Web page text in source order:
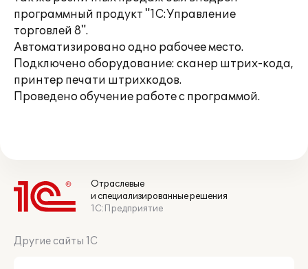
программный продукт "1С:Управление
торговлей 8".
Автоматизировано одно рабочее место.
Подключено оборудование: сканер штрих-кода,
принтер печати штрихкодов.
Проведено обучение работе с программой.
Отраслевые
и специализированные решения
1С:Предприятие
Другие сайты 1С